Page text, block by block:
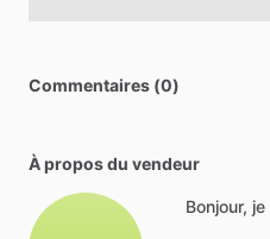
Commentaires (0)
À propos du vendeur
Bonjour,